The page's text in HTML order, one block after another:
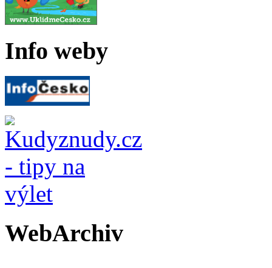
Info weby
WebArchiv